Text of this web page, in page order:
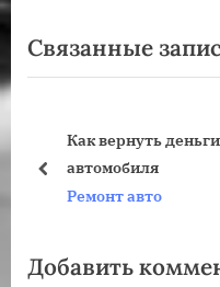
записям
д
ы
щ
з
е
д
ю
з
Связанные
Как вернуть
автомобиля
Ремонт авто
пред
Добавить